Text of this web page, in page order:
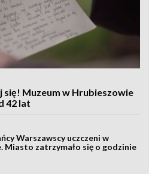
się! Muzeum w Hrubieszowie
42 lat
Warszawscy uczczeni w
Miasto zatrzymało się o godzinie